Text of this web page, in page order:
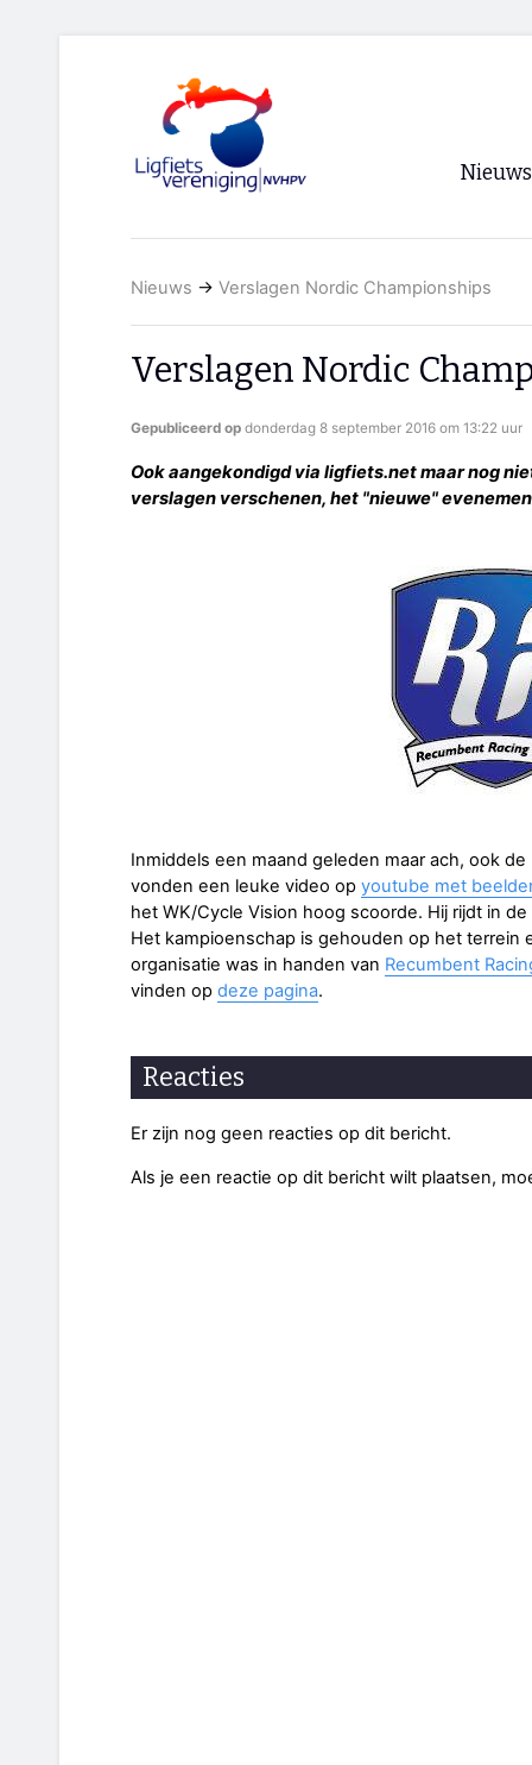
Nieuws
Nieuws → Verslagen Nordic Championships
Verslagen Nordic
Gepubliceerd op donderdag 8 september 2016 om 13:22 uur
Ook aangekondigd via ligfiets.net maar nog
verslagen verschenen, het "nieuwe"
Inmiddels een maand geleden maar ach, ook
vonden een leuke video op youtube met
het WK/Cycle Vision hoog scoorde. Hij rijdt in
Het kampioenschap is gehouden op het terrein
organisatie was in handen van Recumbent
vinden op deze pagina.
Reacties
Er zijn nog geen reacties op dit bericht.
Als je een reactie op dit bericht wilt plaatsen,